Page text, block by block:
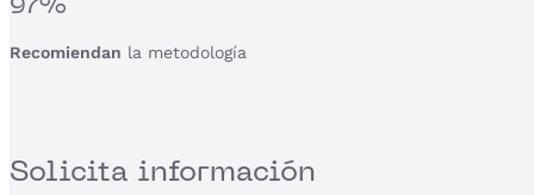
Recomiendan la metodología
Solicita información